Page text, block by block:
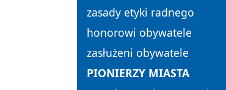
zasady etyki radnego
honorowi obywatele
zasłużeni obywatele
PIONIERZY MIASTA